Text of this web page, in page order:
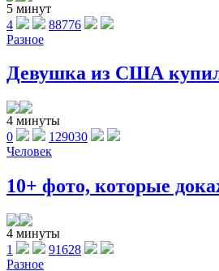
5 минут
4
88776
Разное
Девушка из США
4 минуты
0
129030
Человек
10+ фото, которые
4 минуты
1
91628
Разное